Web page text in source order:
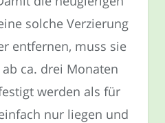
solche Verzierung
entfernen, muss sie
ca. drei Monaten
werden als für
nur liegen und